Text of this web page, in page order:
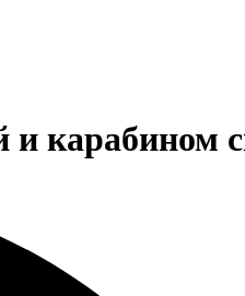
карабином